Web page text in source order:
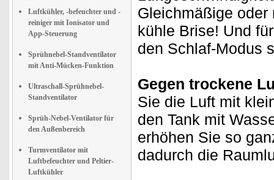
Luftkühler, -befeuchter und -
reiniger mit Ionisator und
App-Steuerung
Sprühnebel-Standventilator
mit Anti-Mücken-Funktion
Ultraschall-Sprühnebel-
Standventilator
Sprüh-Nebel-Ventilator für
den Außenbereich
Turmventilator mit
Luftbefeuchter und Peltier-
Luftkühler
Gleichmäßige
kühle Brise! Und
den Schlaf-Modus
Gegen trockene
Sie die Luft mit
den Tank mit
erhöhen Sie so
dadurch die